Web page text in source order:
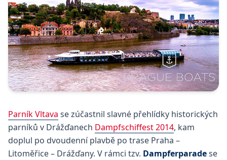
Parník Vltava se zúčastnil slavné přehlídky historických
parníků v Drážďanech Dampfschiffest 2014, kam
doplul po dvoudenní plavbě po trase Praha –
Litoměřice – Drážďany. V rámci tzv. Dampferparadese